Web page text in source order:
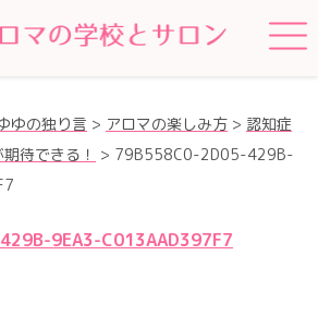
ゆの独り言 > アロマの楽しみ方 > 認知症
待できる！ > 79B558C0-2D05-429B-
9EA3-C013AAD397F7